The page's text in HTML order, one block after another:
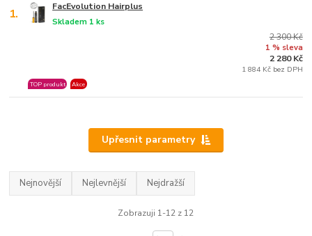
1. FacEvolution Hairplus
Skladem 1 ks
TOP produkt Akce
2 300 Kč
1 % sleva
2 280 Kč
1 884 Kč bez DPH
Upřesnit parametry
Nejnovější Nejlevnější Nejdražší
Zobrazuji 1-12 z 12